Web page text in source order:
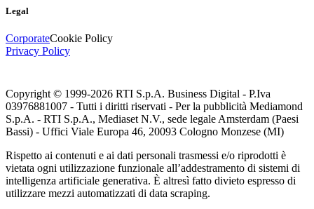
Legal
CorporateCookie Policy
Privacy Policy
Copyright © 1999-2026 RTI S.p.A. Business Digital - P.Iva
03976881007 - Tutti i diritti riservati - Per la pubblicità Mediamond
S.p.A. - RTI S.p.A., Mediaset N.V., sede legale Amsterdam (Paesi
Bassi) - Uffici Viale Europa 46, 20093 Cologno Monzese (MI)
Rispetto ai contenuti e ai dati personali trasmessi e/o riprodotti è
vietata ogni utilizzazione funzionale all’addestramento di sistemi di
intelligenza artificiale generativa. È altresì fatto divieto espresso di
utilizzare mezzi automatizzati di data scraping.